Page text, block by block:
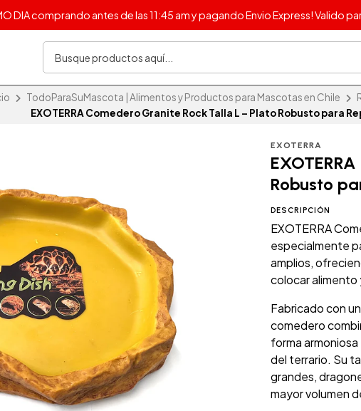
DIA comprando antes de las 11:45 am y pagando Envio Express!
TodoParaSuMascota | Alimentos y Productos para Mascotas en Chile
EXOTERRA Comedero Granite Rock Talla L – Plato Robusto para
EXOTERRA
Robusto
DESCRIPCIÓN
EXOTERRA
especialmente
amplios,
colocar alimento
Fabricado con
comedero
forma
del terrario. Su
grandes,
mayor volumen